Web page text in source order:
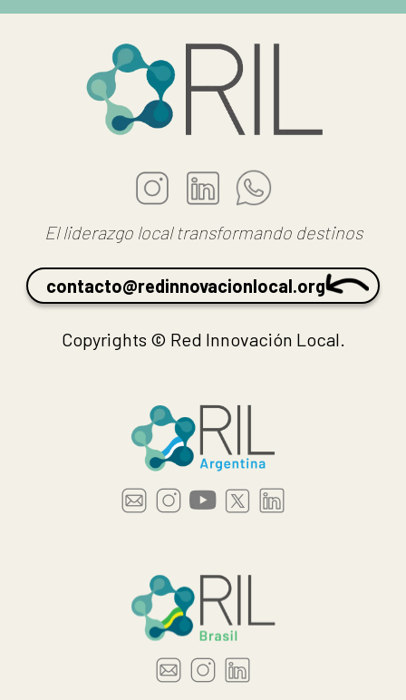
El liderazgo local transformando destinos
contacto@redinnovacionlocal.org
Copyrights © Red Innovación Local.